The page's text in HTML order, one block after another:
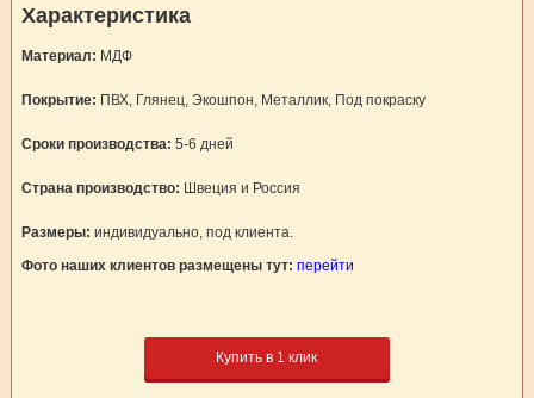
Характеристика
Материал: МДФ
Покрытие: ПВХ, Глянец, Экошпон, Металлик, Под покраску
Сроки производства: 5-6 дней
Страна производство: Швеция и Россия
Размеры: индивидуально, под клиента.
Фото наших клиентов размещены тут: перейти
Купить в 1 клик